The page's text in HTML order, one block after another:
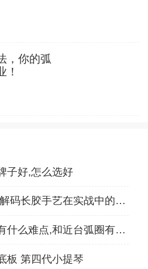
，你的弧
！
子好,怎么选好
理论连系实战,解码长胶手艺在实战中的应用
中远台弧圈球有什么难点,和近台弧圈有什么区别
板 第四代小提琴